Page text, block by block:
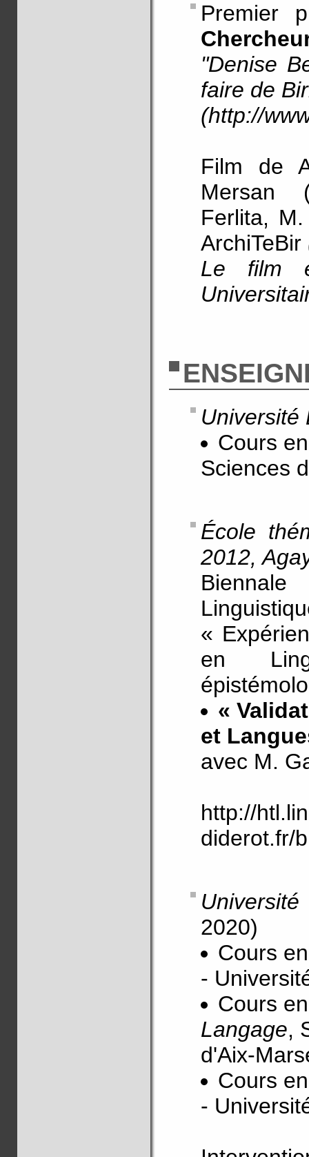
Premier
"Denise
faire de
(http://
Film de
Mersan
Ferlita,
ArchiTeBir
Le film
Cours
Sciences
École
2012,
«
en
«
et
avec M.
http://
diderot.fr/
2020)
Cours
-
Cours
Langage,
d'Aix-
Cours
-